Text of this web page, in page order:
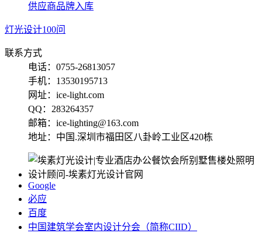
供应商品牌入库
灯光设计100问
联系方式
电话：0755-26813057
手机：13530195713
网址：ice-light.com
QQ：283264357
邮箱：ice-lighting@163.com
地址：中国.深圳市福田区八卦岭工业区420栋
Google
必应
百度
中国建筑学会室内设计分会（简称CIID）